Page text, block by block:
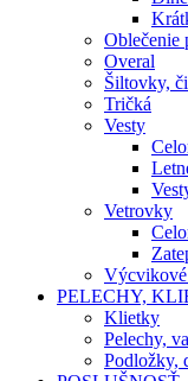
Oblečenie
Overal
Šiltovky,
Tričká
Vesty
Vetrovky
Výcvikové
PELECHY,
Klietky
Pelechy,
Podložky,